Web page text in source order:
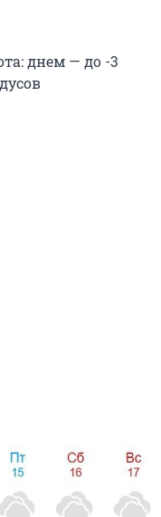
днем — до -3